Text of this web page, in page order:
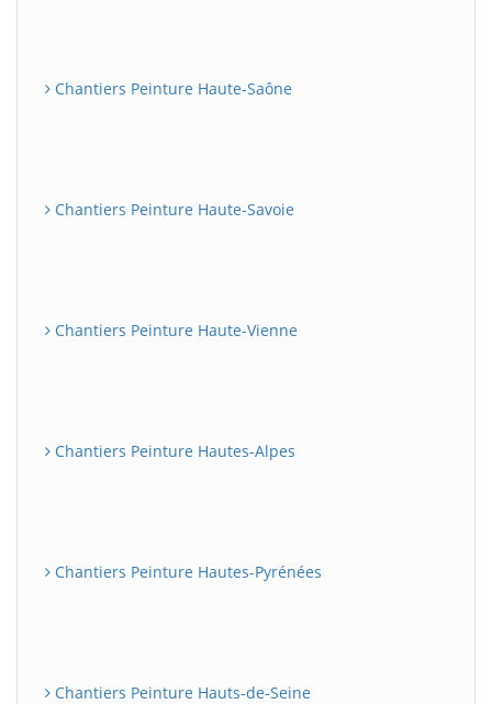
Chantiers Peinture Haute-Saône
Chantiers Peinture Haute-Savoie
Chantiers Peinture Haute-Vienne
Chantiers Peinture Hautes-Alpes
Chantiers Peinture Hautes-Pyrénées
Chantiers Peinture Hauts-de-Seine